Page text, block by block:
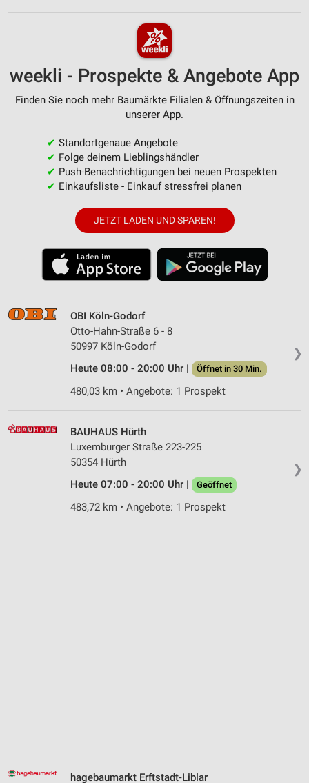
weekli - Prospekte & Angebote App
Finden Sie noch mehr Baumärkte Filialen & Öffnungszeiten in
unserer App.
✔ Standortgenaue Angebote
✔ Folge deinem Lieblingshändler
✔ Push-Benachrichtigungen bei neuen Prospekten
✔ Einkaufsliste - Einkauf stressfrei planen
JETZT LADEN UND SPAREN!
❯
OBI Köln-Godorf
Otto-Hahn-Straße 6 - 8
50997 Köln-Godorf
Heute 08:00 - 20:00 Uhr |
Öffnet in 30 Min.
480,03 km • Angebote: 1 Prospekt
❯
BAUHAUS Hürth
Luxemburger Straße 223-225
50354 Hürth
Heute 07:00 - 20:00 Uhr |
Geöffnet
483,72 km • Angebote: 1 Prospekt
hagebaumarkt Erftstadt-Liblar